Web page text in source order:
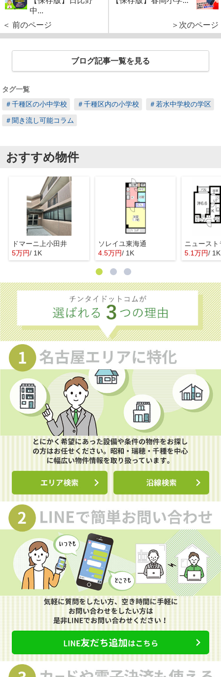
中...
＜ 前のページ
＞次のページ
ブログ記事一覧を見る
タグ一覧
＃千種区の小中学校
＃千種区内の小学校 ＃若水中学校の学区
＃聞き流し可能コラム
おすすめ物件
ドマーニ上小田井
5万円/ 1K
ソレイユ東海通
4.5万円/ 1K
ニュースト
5.1万円/ 1K